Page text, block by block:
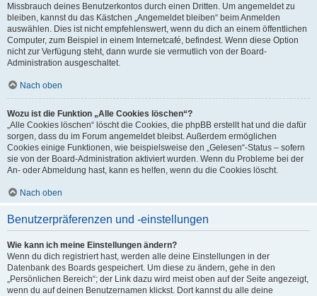
Missbrauch deines Benutzerkontos durch einen Dritten. Um angemeldet zu
bleiben, kannst du das Kästchen „Angemeldet bleiben“ beim Anmelden
auswählen. Dies ist nicht empfehlenswert, wenn du dich an einem öffentlichen
Computer, zum Beispiel in einem Internetcafé, befindest. Wenn diese Option
nicht zur Verfügung steht, dann wurde sie vermutlich von der Board-
Administration ausgeschaltet.
Nach oben
Wozu ist die Funktion „Alle Cookies löschen“?
„Alle Cookies löschen“ löscht die Cookies, die phpBB erstellt hat und die dafür
sorgen, dass du im Forum angemeldet bleibst. Außerdem ermöglichen
Cookies einige Funktionen, wie beispielsweise den „Gelesen“-Status – sofern
sie von der Board-Administration aktiviert wurden. Wenn du Probleme bei der
An- oder Abmeldung hast, kann es helfen, wenn du die Cookies löscht.
Nach oben
Benutzerpräferenzen und -einstellungen
Wie kann ich meine Einstellungen ändern?
Wenn du dich registriert hast, werden alle deine Einstellungen in der
Datenbank des Boards gespeichert. Um diese zu ändern, gehe in den
„Persönlichen Bereich“; der Link dazu wird meist oben auf der Seite angezeigt,
wenn du auf deinen Benutzernamen klickst. Dort kannst du alle deine